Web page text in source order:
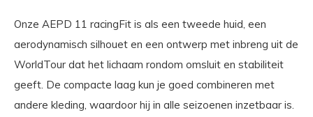
Onze AEPD 11 racingFit is als een tweede huid, een
aerodynamisch silhouet en een ontwerp met inbreng uit de
WorldTour dat het lichaam rondom omsluit en stabiliteit
geeft. De compacte laag kun je goed combineren met
andere kleding, waardoor hij in alle seizoenen inzetbaar is.